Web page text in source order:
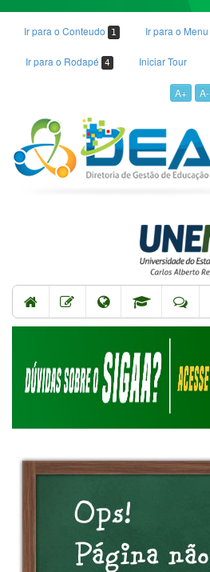
Ir para o Conteudo 1 Ir para o Menu
Ir para o Rodapé 4 Iniciar Tour
A+ A-